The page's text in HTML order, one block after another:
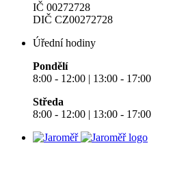
IČ 00272728
DIČ CZ00272728
Úřední hodiny
Pondělí
8:00 - 12:00 | 13:00 - 17:00
Středa
8:00 - 12:00 | 13:00 - 17:00